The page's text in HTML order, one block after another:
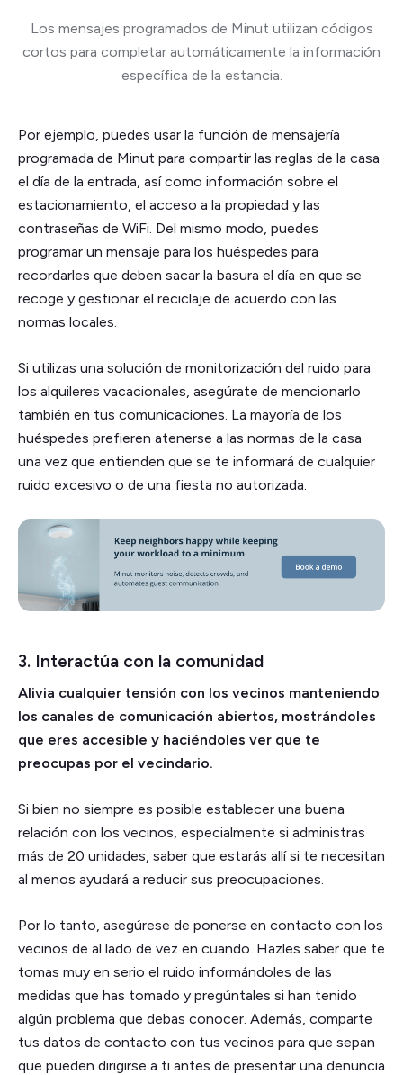
Los mensajes programados de Minut utilizan códigos
cortos para completar automáticamente la información
específica de la estancia.
Por ejemplo, puedes usar la función de mensajería
programada de Minut para compartir las reglas de la casa
el día de la entrada, así como información sobre el
estacionamiento, el acceso a la propiedad y las
contraseñas de WiFi. Del mismo modo, puedes
programar un mensaje para los huéspedes para
recordarles que deben sacar la basura el día en que se
recoge y gestionar el reciclaje de acuerdo con las
normas locales.
Si utilizas una solución de monitorización del ruido para
los alquileres vacacionales, asegúrate de mencionarlo
también en tus comunicaciones. La mayoría de los
huéspedes prefieren atenerse a las normas de la casa
una vez que entienden que se te informará de cualquier
ruido excesivo o de una fiesta no autorizada.
3. Interactúa con la comunidad
Alivia cualquier tensión con los vecinos manteniendo
los canales de comunicación abiertos, mostrándoles
que eres accesible y haciéndoles ver que te
preocupas por el vecindario.
Si bien no siempre es posible establecer una buena
relación con los vecinos, especialmente si administras
más de 20 unidades, saber que estarás allí si te necesitan
al menos ayudará a reducir sus preocupaciones.
Por lo tanto, asegúrese de ponerse en contacto con los
vecinos de al lado de vez en cuando. Hazles saber que te
tomas muy en serio el ruido informándoles de las
medidas que has tomado y pregúntales si han tenido
algún problema que debas conocer. Además, comparte
tus datos de contacto con tus vecinos para que sepan
que pueden dirigirse a ti antes de presentar una denuncia